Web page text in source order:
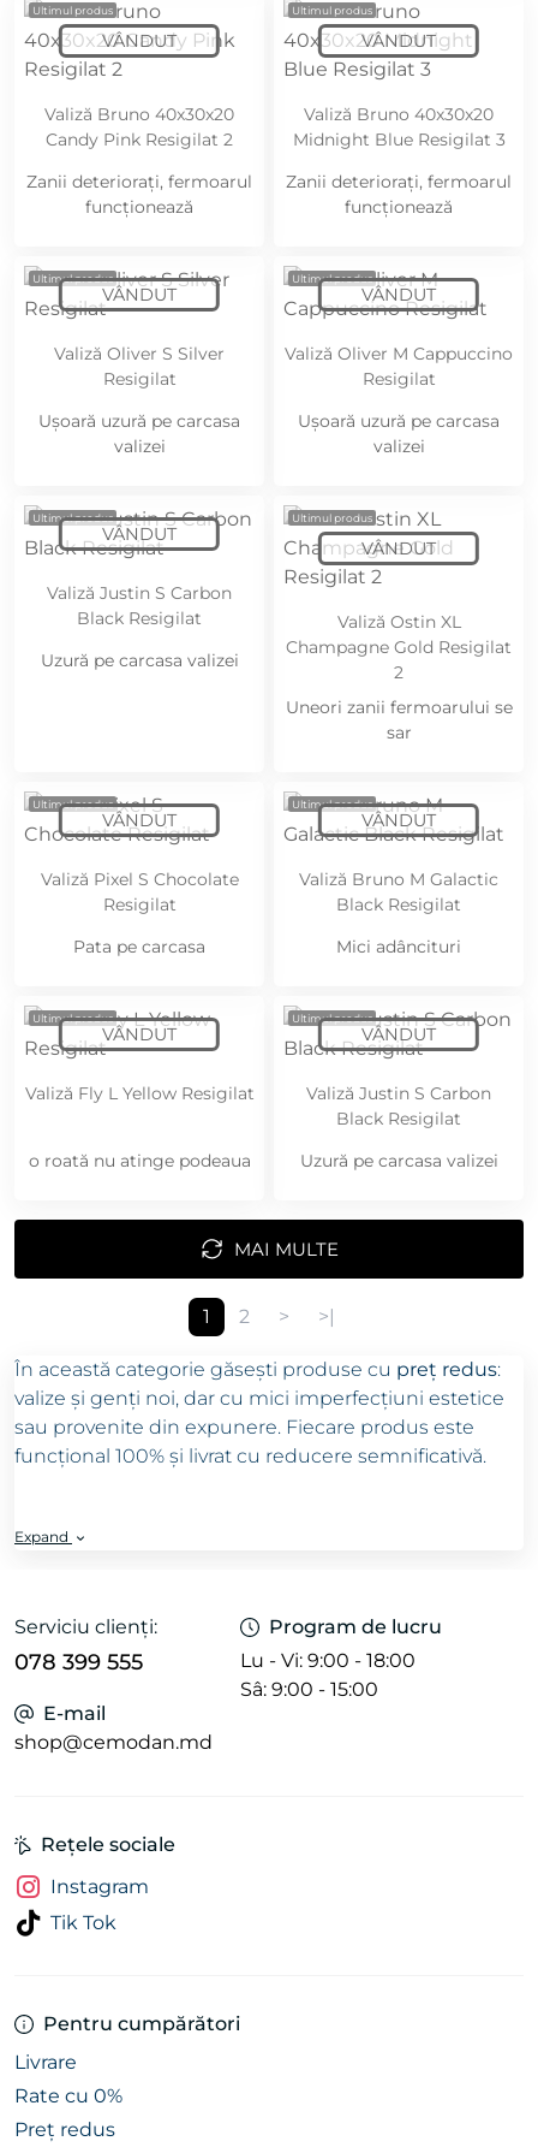
Ultimul produs
Valiză Bruno 40x30x20
Candy Pink Resigilat 2
Zanii deteriorați, fermoarul
funcționează
Ultimul produs
Valiză Bruno 40x30x20
Midnight Blue Resigilat 3
Zanii deteriorați, fermoarul
funcționează
Ultimul produs
Valiză Oliver S Silver
Resigilat
Ușoară uzură pe carcasa
valizei
Ultimul produs
Valiză Oliver M Cappuccino
Resigilat
Ușoară uzură pe carcasa
valizei
Ultimul produs
Valiză Justin S Carbon
Black Resigilat
Uzură pe carcasa valizei
Ultimul produs
Valiză Ostin XL
Champagne Gold Resigilat
2
Uneori zanii fermoarului se
sar
Ultimul produs
Valiză Pixel S Chocolate
Resigilat
Pata pe carcasa
Ultimul produs
Valiză Bruno M Galactic
Black Resigilat
Mici adâncituri
Ultimul produs
Valiză Fly L Yellow Resigilat
o roată nu atinge podeaua
Ultimul produs
Valiză Justin S Carbon
Black Resigilat
Uzură pe carcasa valizei
MAI MULTE
1 2 > >|
În această categorie găsești produse cu preț redus:
valize și genți noi, dar cu mici imperfecțiuni estetice
sau provenite din expunere. Fiecare produs este
funcțional 100% și livrat cu reducere semnificativă.
Avantaje:
✅ Produse noi, din stocuri limitate
✅ Preț mai mic cu până la 40%
✅ Stoc limitat - primești exact ce vezi
✅ Livrare rapidă în Chișinău și toată Moldova
CEMODAN.MD.
Expand
Serviciu clienți:
078 399 555
Program de lucru
Lu - Vi: 9:00 - 18:00
Sâ: 9:00 - 15:00
E-mail
shop@cemodan.md
Pentru cumpărători
Livrare
Rate cu 0%
Preț redus
Rețele sociale
Instagram
Tik Tok